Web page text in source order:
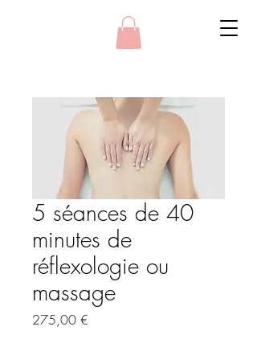
5 séances de 40
minutes de
réflexologie ou
massage
275,00 €